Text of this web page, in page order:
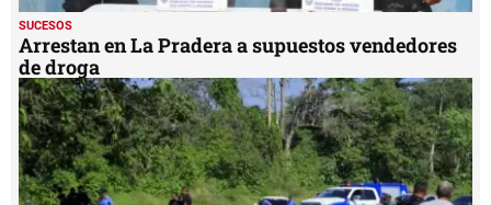
SUCESOS
Arrestan en La Pradera a supuestos vendedores
de droga